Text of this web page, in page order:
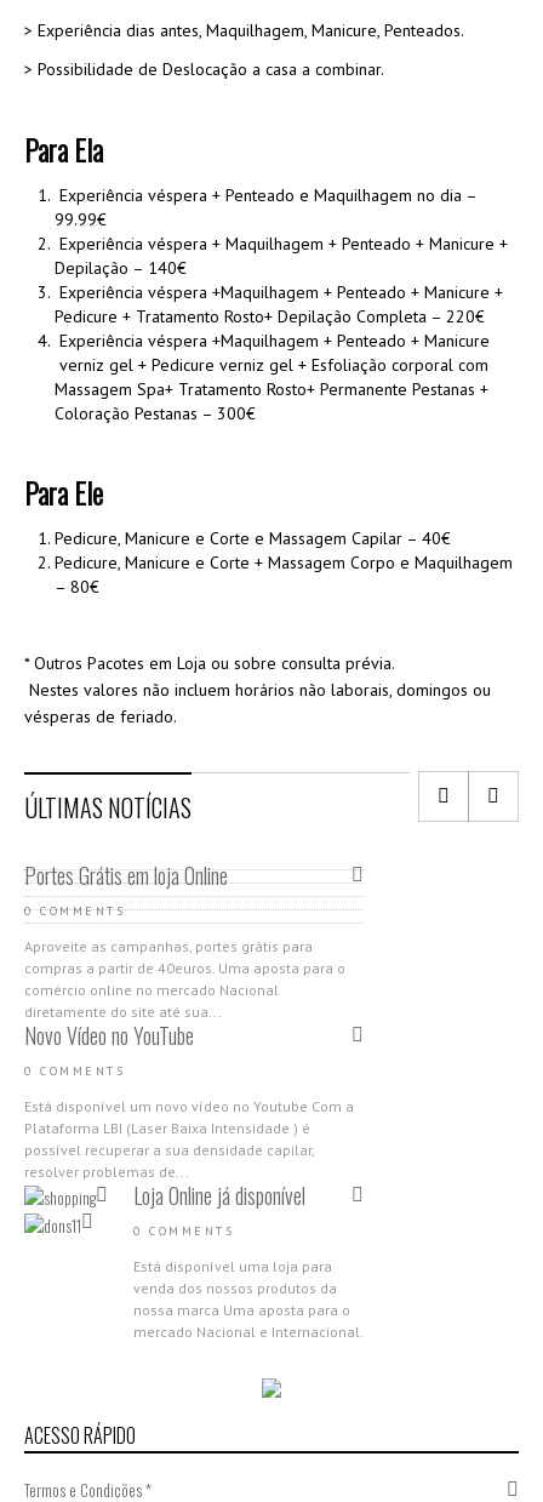
> Experiência dias antes, Maquilhagem, Manicure, Penteados.
> Possibilidade de Deslocação a casa a combinar.
Para Ela
Experiência véspera + Penteado e Maquilhagem no dia –
99.99€
Experiência véspera + Maquilhagem + Penteado + Manicure +
Depilação – 140€
Experiência véspera +Maquilhagem + Penteado + Manicure +
Pedicure + Tratamento Rosto+ Depilação Completa – 220€
Experiência véspera +Maquilhagem + Penteado + Manicure
verniz gel + Pedicure verniz gel + Esfoliação corporal com
Massagem Spa+ Tratamento Rosto+ Permanente Pestanas +
Coloração Pestanas – 300€
Para Ele
Pedicure, Manicure e Corte e Massagem Capilar – 40€
Pedicure, Manicure e Corte + Massagem Corpo e Maquilhagem
– 80€
* Outros Pacotes em Loja ou sobre consulta prévia.
Nestes valores não incluem horários não laborais, domingos ou
vésperas de feriado.
ÚLTIMAS NOTÍCIAS
Portes Grátis em loja Online
0 COMMENTS
Aproveite as campanhas, portes grátis para
compras a partir de 40euros. Uma aposta para o
comércio online no mercado Nacional
diretamente do site até sua...
Novo Vídeo no YouTube
0 COMMENTS
Está disponível um novo vídeo no Youtube Com a
Plataforma LBI (Laser Baixa Intensidade ) é
possível recuperar a sua densidade capilar,
resolver problemas de...
Loja Online já disponível
0 COMMENTS
Está disponível uma loja para
venda dos nossos produtos da
nossa marca Uma aposta para o
mercado Nacional e Internacional.
Nova Gama Nano Molecular
2018
0 COMMENTS
Apresentamos a nova Gama Nano
ACESSO RÁPIDO
Termos e Condições *